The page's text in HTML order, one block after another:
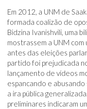
Em 2012, a UNM de
formada coalizão de
Bidzina Ivanishvili, uma
mostrassem a UNM
antes das eleições
partido foi prejudicada
lançamento de vídeos
espancando e
a ira pública
preliminares indicaram